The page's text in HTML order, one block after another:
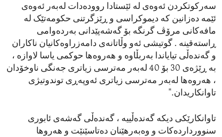
سەرکوتکردن ئەوەی لە ئێستادا روودەدات لەبەر ئەوەی
ئێمە دەزانین کە دیموکراسی و ڕێزگرتنی حکومەتێک لە
مافەکانی مرۆڤ گرنگە بۆ گەشەپێدانی بەردەوامی
ڕاستەقینە . گوتیشی ئەو وڵاتانەی دامەزراوەکانیان ناکاران
و گەندەڵی تیایاندا بەربڵاوە و هەروەها حوکمی یاسا لاوازە ،
بە ڕێژەی 30 بۆ 40 لەبەر مەترسی زیاتری جەنگی ناوخۆدان
، هەروەها لەبەر مەترسی زیاتری ئەوپەڕی توندوتیژی
تاوانکاریدان."
تاوانکارێکی دیکە گەندەڵییە ، گەندەڵی گەشەی ئابوری
سنوورداردەکات و وەبەرهێنان دەتاسێنێت و هەروها